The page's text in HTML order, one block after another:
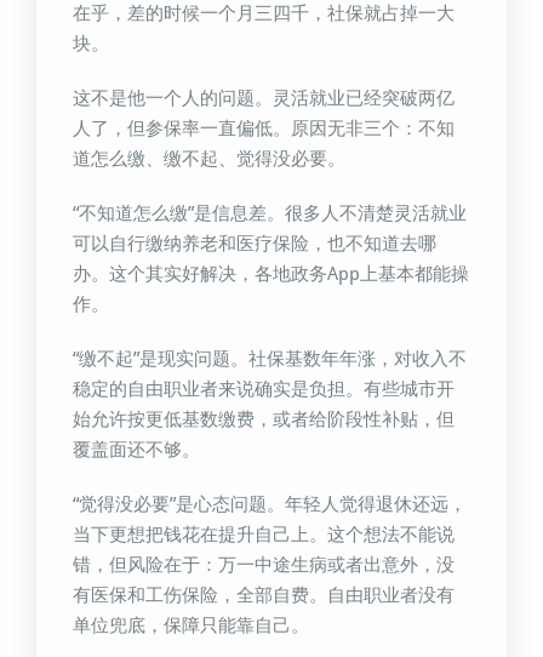
在乎，差的时候一个月三四千，社保就占掉一大
块。
这不是他一个人的问题。灵活就业已经突破两亿
人了，但参保率一直偏低。原因无非三个：不知
道怎么缴、缴不起、觉得没必要。
“不知道怎么缴”是信息差。很多人不清楚灵活就业
可以自行缴纳养老和医疗保险，也不知道去哪
办。这个其实好解决，各地政务App上基本都能操
作。
“缴不起”是现实问题。社保基数年年涨，对收入不
稳定的自由职业者来说确实是负担。有些城市开
始允许按更低基数缴费，或者给阶段性补贴，但
覆盖面还不够。
“觉得没必要”是心态问题。年轻人觉得退休还远，
当下更想把钱花在提升自己上。这个想法不能说
错，但风险在于：万一中途生病或者出意外，没
有医保和工伤保险，全部自费。自由职业者没有
单位兜底，保障只能靠自己。